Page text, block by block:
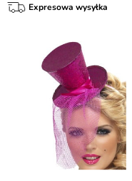
Expresowa wysyłka